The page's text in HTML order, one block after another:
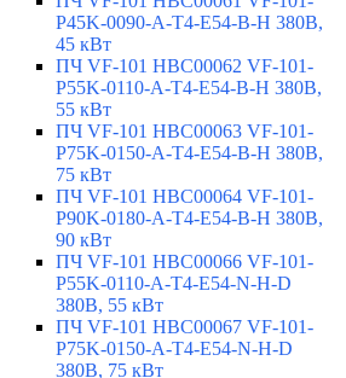
P45K-0090-A-T4-E54-B-H 380В,
45 кВт
ПЧ VF-101 HBC00062 VF-101-
P55K-0110-A-T4-E54-B-H 380В,
55 кВт
ПЧ VF-101 HBC00063 VF-101-
P75K-0150-A-T4-E54-B-H 380В,
75 кВт
ПЧ VF-101 HBC00064 VF-101-
P90K-0180-A-T4-E54-B-H 380В,
90 кВт
ПЧ VF-101 HBC00066 VF-101-
P55K-0110-A-T4-E54-N-H-D
380В, 55 кВт
ПЧ VF-101 HBC00067 VF-101-
P75K-0150-A-T4-E54-N-H-D
380В, 75 кВт